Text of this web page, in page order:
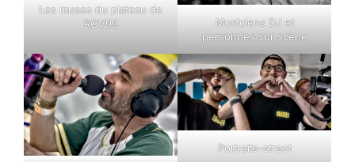
Les muses du plateau de
RCV99
Musiciens DJ et
personnes sur scène
Portraits-street